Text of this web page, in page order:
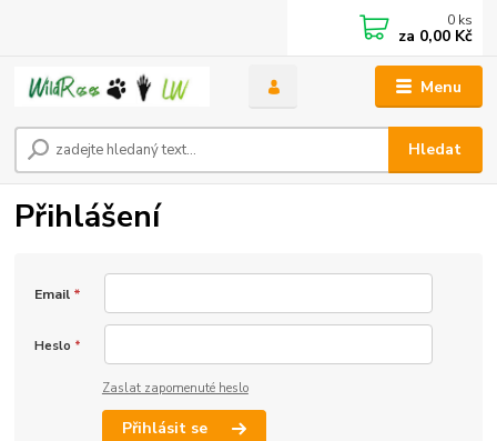
Menu
Hledat
0 ks
za 0,00 Kč
Přihlášení
Email *
Heslo *
Zaslat zapomenuté heslo
Přihlásit se